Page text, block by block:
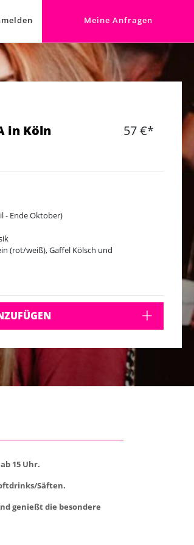
sprechen.
Meine Anfragen
in Köln 57 €*
- Ende Oktober)
(rot/weiß), Gaffel Kölsch und
15 Uhr.
Säften.
genießt die besondere